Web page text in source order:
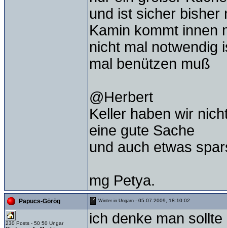
und ist sicher bisher
Kamin kommt innen
nicht mal notwendig
mal benützen muß
@Herbert
Keller haben wir
eine gute Sache
und auch etwas
mg Petya.
Papucs-Görög Winter in Ungarn - 05.07.2009, 18:10:02
230 Posts - 50 50 Ungar
ich denke man